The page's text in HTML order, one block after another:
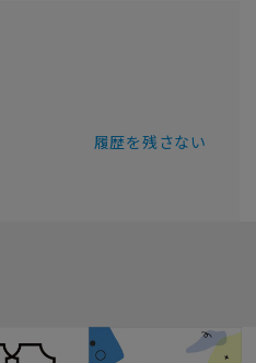
履歴を残さない